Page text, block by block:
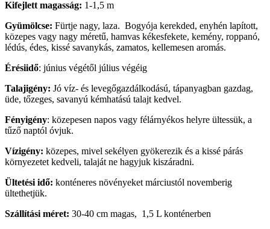
Kifejlett magasság: 1-1,5 m
Gyümölcse: Fürtje nagy, laza. Bogyója kerekded, enyhén lapított,
közepes vagy nagy méretű, hamvas kékesfekete, kemény, roppanó,
lédús, édes, kissé savanykás, zamatos, kellemesen aromás.
Érésiidő: június végétől július végéig
Talajigény: Jó víz- és levegőgazdálkodású, tápanyagban gazdag,
üde, tőzeges, savanyú kémhatású talajt kedvel.
Fényigény: közepesen napos vagy félárnyékos helyre ültessük, a
tűző naptól óvjuk.
Vízigény: közepes, mivel sekélyen gyökerezik és a kissé párás
környezetet kedveli, talaját ne hagyjuk kiszáradni.
Ültetési idő: konténeres növényeket márciustól novemberig
ültethetjük.
Szállítási méret: 30-40 cm magas, 1,5 L konténerben